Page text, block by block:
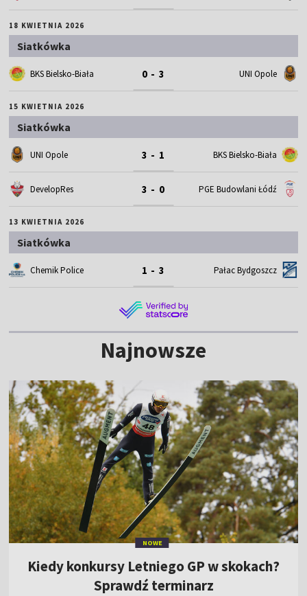
18 KWIETNIA 2026
Siatkówka
BKS Bielsko-Biała 0 - 3 UNI Opole
15 KWIETNIA 2026
Siatkówka
UNI Opole 3 - 1 BKS Bielsko-Biała
DevelopRes 3 - 0 PGE Budowlani Łódź
13 KWIETNIA 2026
Siatkówka
Chemik Police 1 - 3 Pałac Bydgoszcz
Najnowsze
NOWE
Kiedy konkursy Letniego GP w skokach?
Sprawdź terminarz